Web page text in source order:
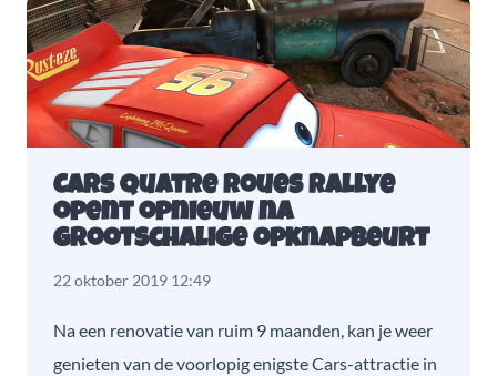
Cars Quatre Roues Rallye
opent opnieuw na
grootschalige opknapbeurt
22 oktober 2019 12:49
Na een renovatie van ruim 9 maanden, kan je weer
genieten van de voorlopig enigste Cars-attractie in